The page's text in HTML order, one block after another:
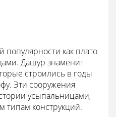
популярности как плато
Дашур знаменит
строились в годы
Эти сооружения
усыпальницами,
конструкций.